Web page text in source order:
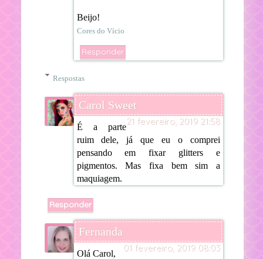
Beijo!
Cores do Vício
Responder
Respostas
Carol Sweet
21 fevereiro, 2019 21:58
É a parte
ruim dele, já que eu o comprei
pensando em fixar glitters e
pigmentos. Mas fixa bem sim a
maquiagem.
Responder
Fernanda
01 fevereiro, 2019 08:03
Olá Carol,